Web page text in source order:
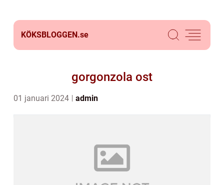
KÖKSBLOGGEN.se
gorgonzola ost
01 januari 2024 admin